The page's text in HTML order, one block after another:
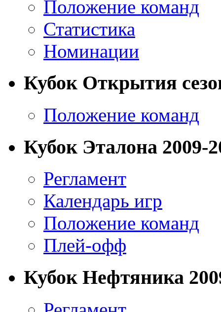
Положение команд
Статистика
Номинации
Кубок Открытия
Положение команд
Кубок Эталона 2009-
Регламент
Календарь игр
Положение команд
Плей-офф
Кубок Нефтяника